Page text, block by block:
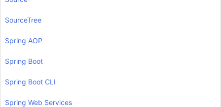
SourceTree
Spring AOP
Spring Boot
Spring Boot CLI
Spring Web Services